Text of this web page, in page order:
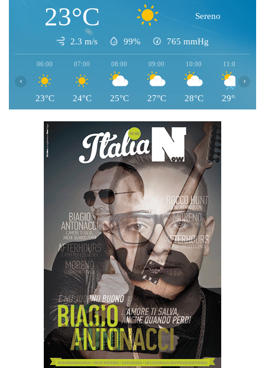
23°C Sereno
2.3 m/s 99% 765 mmHg
06:00
23°C
07:00
24°C
08:00
25°C
09:00
27°C
10:00
28°C
11:00
29°C
‹ ›